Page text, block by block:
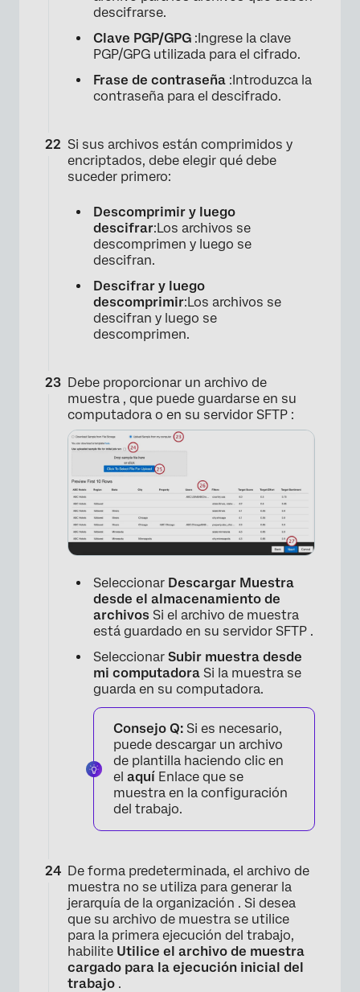
×
descifrarse.
Clave PGP/GPG :Ingrese la clave
PGP/GPG utilizada para el cifrado.
Frase de contraseña :Introduzca la
contraseña para el descifrado.
Si sus archivos están comprimidos y
encriptados, debe elegir qué debe
suceder primero:
Descomprimir y luego
descifrar:Los archivos se
descomprimen y luego se
descifran.
Descifrar y luego
descomprimir:Los archivos se
descifran y luego se
descomprimen.
Debe proporcionar un archivo de
muestra , que puede guardarse en su
computadora o en su servidor SFTP :
Seleccionar Descargar Muestra
desde el almacenamiento de
archivos Si el archivo de muestra
está guardado en su servidor SFTP .
Seleccionar Subir muestra desde
mi computadora Si la muestra se
guarda en su computadora.
Consejo Q: Si es necesario,
puede descargar un archivo
de plantilla haciendo clic en
el aquí Enlace que se
muestra en la configuración
del trabajo.
De forma predeterminada, el archivo de
muestra no se utiliza para generar la
jerarquía de la organización . Si desea
que su archivo de muestra se utilice
para la primera ejecución del trabajo,
habilite Utilice el archivo de muestra
cargado para la ejecución inicial del
trabajo .